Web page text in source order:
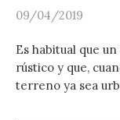
09/04/2019
Es habitual que
rústico y que,
terreno ya sea